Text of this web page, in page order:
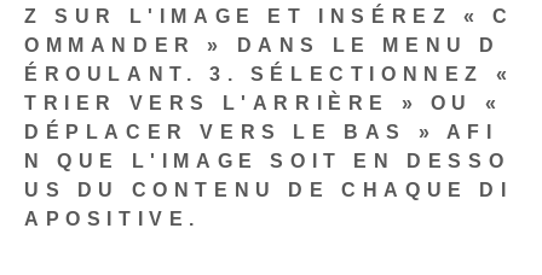
Z SUR L'IMAGE ET INSÉREZ « C
OMMANDER » DANS LE MENU D
ÉROULANT.
3. SÉLECTIONNEZ «
TRIER VERS L'ARRIÈRE » OU «
DÉPLACER VERS LE BAS » AFI
N QUE L'IMAGE SOIT EN DESSO
US DU CONTENU DE CHAQUE DI
APOSITIVE.